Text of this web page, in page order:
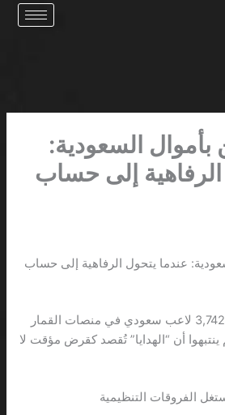
بأموال السعودية:
إلى حساب
عندما يتحول الرفاهية إلى حساب
أولاً، 2024 شهد تسجيل 3,742 لاعب سعودي في منصات القمار
أن “الهدايا” تُقصد كقرض مؤقت لا
الفروقات التنظيمية